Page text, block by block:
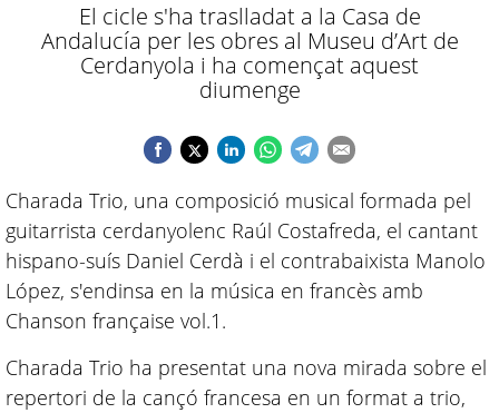
El cicle s'ha traslladat a la Casa de
Andalucía per les obres al Museu d’Art de
Cerdanyola i ha començat aquest
diumenge
Charada Trio, una composició musical formada pel
guitarrista cerdanyolenc Raúl Costafreda, el cantant
hispano-suís Daniel Cerdà i el contrabaixista Manolo
López, s'endinsa en la música en francès amb
Chanson française vol.1.
Charada Trio ha presentat una nova mirada sobre el
repertori de la cançó francesa en un format a trio,